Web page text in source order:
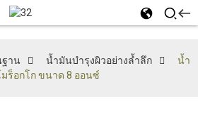
าน น้ำมันบำรุงผิวอย่างล้ำลึก
น้ำ
ร็อกโก ขนาด 8 ออนซ์